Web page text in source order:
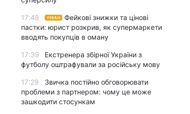
17:48 УНІАН
Фейкові знижки та цінові
пастки: юрист розкрив, як супермаркети
вводять покупців в оману
17:39
Екстренера збірної України з
футболу оштрафували за російську мову
17:29
Звичка постійно обговорювати
проблеми з партнером: чому це може
зашкодити стосункам